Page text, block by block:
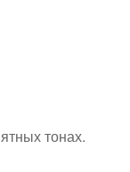
тонах.